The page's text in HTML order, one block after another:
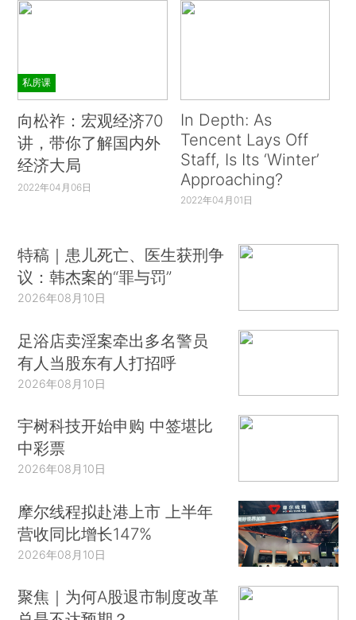
私房课
向松祚：宏观经济70
讲，带你了解国内外
经济大局
2022年04月06日
In Depth: As
Tencent Lays Off
Staff, Is Its ‘Winter’
Approaching?
2022年04月01日
特稿｜患儿死亡、医生获刑争
议：韩杰案的“罪与罚”
2026年08月10日
足浴店卖淫案牵出多名警员
有人当股东有人打招呼
2026年08月10日
宇树科技开始申购 中签堪比
中彩票
2026年08月10日
摩尔线程拟赴港上市 上半年
营收同比增长147%
2026年08月10日
聚焦｜为何A股退市制度改革